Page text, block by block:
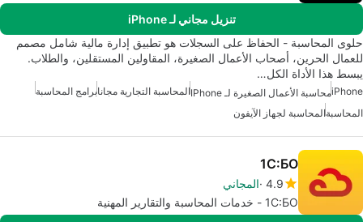
تنزيل مجاني لـ iPhone
حلوى المحاسبة - الحفاظ على السجلات هو تطبيق إدارة مالية شامل مصمم
للعمال الحرين، أصحاب الأعمال الصغيرة، المقاولين المستقلين، والطلاب.
يبسط هذا الأداة الكل…
iPhoneمحاسبة الأعمال الصغيرة لـ IPhone المحاسبة التجارية مجانابرامج المحاسبة
المحاسبةالمحاسبة لجهاز الآيفون
1С:БО
4.9 المجاني
1С:БО - خدمات المحاسبة والتقارير المهنية